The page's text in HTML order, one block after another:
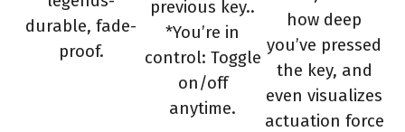
durable, fade-
proof.
previous key..
*You’re in
control: Toggle
on/off
anytime.
how deep
you’ve pressed
the key, and
even visualizes
actuation force